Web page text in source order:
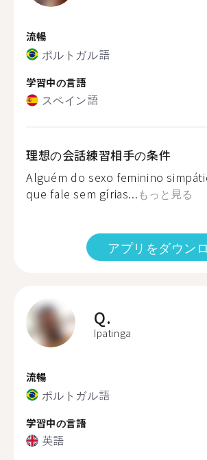
流暢
ポルトガル語
学習中の言語
スペイン語
理想の会話練習相手の条件
Alguém do sexo feminino
que fale sem gírias...もっと見る
アプリをダウン
Q.
Ipatinga
流暢
ポルトガル語
学習中の言語
英語